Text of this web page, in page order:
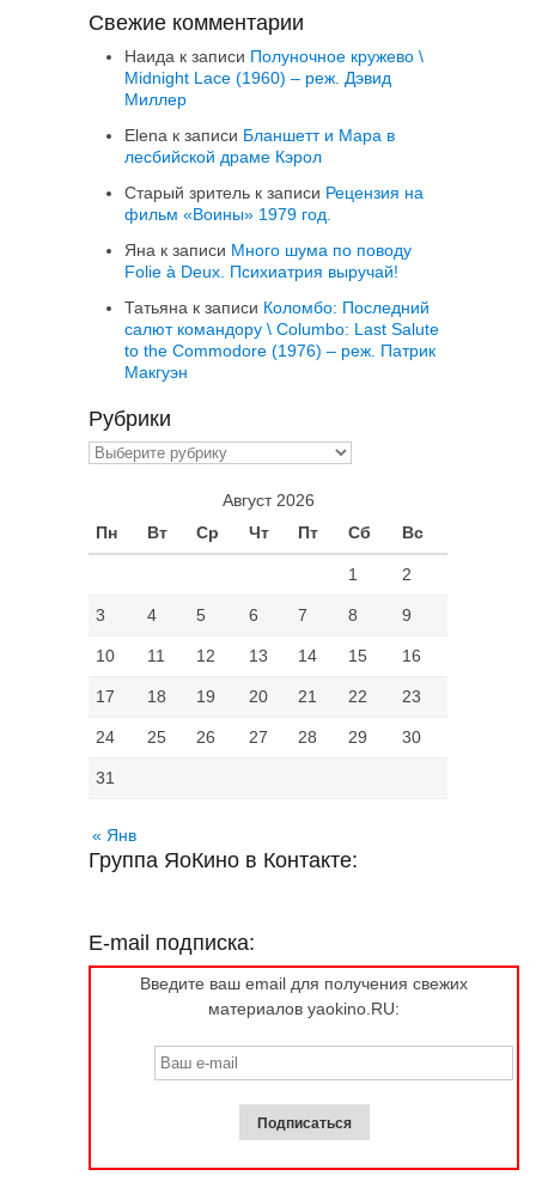
Свежие комментарии
Наида к записи Полуночное кружево \
Midnight Lace (1960) – реж. Дэвид
Миллер
Elena к записи Бланшетт и Мара в
лесбийской драме Кэрол
Старый зритель к записи Рецензия на
фильм «Воины» 1979 год.
Яна к записи Много шума по поводу
Folie à Deux. Психиатрия выручай!
Татьяна к записи Коломбо: Последний
салют командору \ Columbo: Last Salute
to the Commodore (1976) – реж. Патрик
Макгуэн
Рубрики
Рубрики
Август 2026
Пн
Вт Ср Чт Пт Сб Вс
1 2
3 4 5 6 7 8 9
10 11 12 13 14 15 16
17 18 19 20 21 22 23
24 25 26 27 28 29 30
31
« Янв
Группа ЯоКино в Контакте:
E-mail подписка:
Введите ваш email для получения свежих
материалов yaokino.RU: